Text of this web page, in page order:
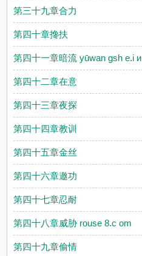
第三十九章合力
第四十章搀扶
第四十一章暗流 yūwan gsh e.i и
第四十二章在意
第四十三章夜探
第四十四章教训
第四十五章金丝
第四十六章邀功
第四十七章忍耐
第四十八章威胁 rouse 8.c om
第四十九章偷情